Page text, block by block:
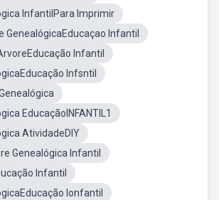
InfantilPara Imprimir
GenealógicaEducaçao Infantil
Infantil
Infsntil
EducaçãoINFANTIL1
AtividadeDIY
Genealógica Infantil
Infantil
Ionfantil